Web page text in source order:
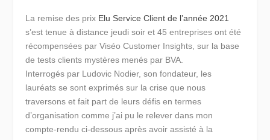
La remise des prix Elu Service Client de l’année 2021
s’est tenue à distance jeudi soir et 45 entreprises ont été
récompensées par Viséo Customer Insights, sur la base
de tests clients mystères menés par BVA.
Interrogés par Ludovic Nodier, son fondateur, les
lauréats se sont exprimés sur la crise que nous
traversons et fait part de leurs défis en termes
d’organisation comme j’ai pu le relever dans mon
compte-rendu ci-dessous après avoir assisté à la